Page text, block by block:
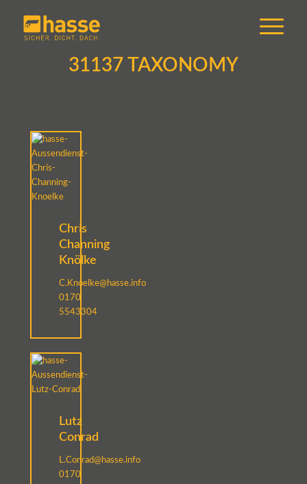
31137 TAXONOMY
Chris
Channing
Knölke
C.Knoelke@hasse.info
0170
5543304
Lutz
Conrad
L.Conrad@hasse.info
0170